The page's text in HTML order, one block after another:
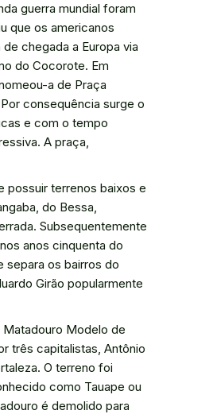
guerra mundial foram
que os americanos
chegada a Europa via
do Cocorote. Em
a de Praça
consequência surge o
e com o tempo
A praça,
possuir terrenos baixos e
do Bessa,
Subsequentemente
anos cinquenta do
separa os bairros do
Girão popularmente
Modelo de
três capitalistas, Antônio
O terreno foi
como Tauape ou
é demolido para